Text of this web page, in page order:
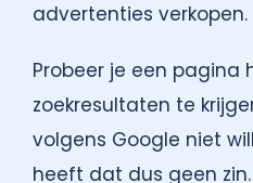
advertenties verkopen.
Probeer je een pagina
zoekresultaten te
volgens Google niet
heeft dat dus geen zin.